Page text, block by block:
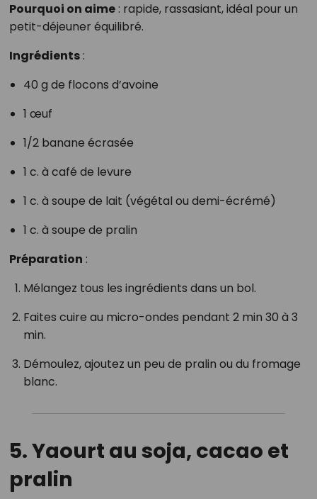
Pourquoi on aime: rapide, rassasiant, idéal pour un
petit-déjeuner équilibré.
Ingrédients:
40 g de flocons d’avoine
1 œuf
1/2 banane écrasée
1 c. à café de levure
1 c. à soupe de lait (végétal ou demi-écrémé)
1 c. à soupe de pralin
Préparation :
Mélangez tous les ingrédients dans un bol.
Faites cuire au micro-ondes pendant 2 min 30 à 3
min.
Démoulez, ajoutez un peu de pralin ou du fromage
blanc.
5. Yaourt au soja, cacao et
pralin